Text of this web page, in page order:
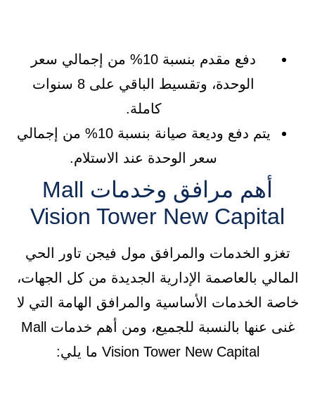
دفع مقدم بنسبة 10% من إجمالي سعر
الوحدة، وتقسيط الباقي على 8 سنوات
كاملة.
يتم دفع وديعة صيانة بنسبة 10% من إجمالي
سعر الوحدة عند الاستلام.
أهم مرافق وخدمات Mall
Vision Tower New Capital
تغزو الخدمات والمرافق مول فيجن تاور الحي
المالي بالعاصمة الإدارية الجديدة من كل الجهات،
خاصة الخدمات الأساسية والمرافق الهامة التي لا
غنى عنها بالنسبة للجميع، ومن أهم خدمات Mall
Vision Tower New Capital ما يلي: